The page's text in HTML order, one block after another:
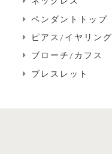
ペンダントトップ
ピアス/イヤリング
ブローチ/カフス
ブレスレット